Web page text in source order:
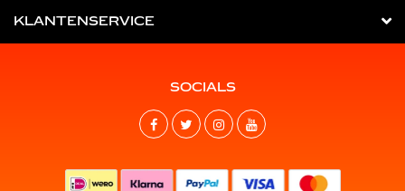
KLANTENSERVICE
SOCIALS